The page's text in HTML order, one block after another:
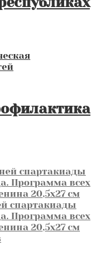
спартакиады
Программа всех
20,5х27 см